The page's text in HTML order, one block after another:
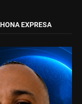
EXPRESA